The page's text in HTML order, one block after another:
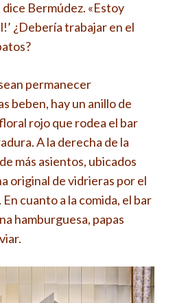
Bermúdez. «Estoy
¿Debería trabajar en el
permanecer
beben, hay un anillo de
rojo que rodea el bar
A la derecha de la
más asientos, ubicados
original de vidrieras por el
cuanto a la comida, el bar
hamburguesa, papas